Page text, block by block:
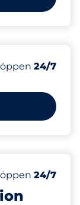
Antal
Totalt antal
Lördag
öppen 24/7
Antal
Totalt antal
Lördag
öppen 24/7